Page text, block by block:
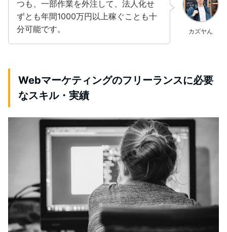
カズヤん
つも、一部作業を外注して、法人化せ
ずとも年間1000万円以上稼ぐことも十
分可能です。
Webマーケティングのフリーランスに必要
なスキル・実績